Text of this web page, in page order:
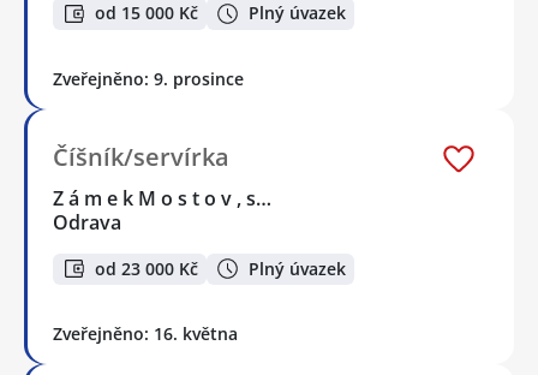
od 15 000 Kč Plný úvazek
Zveřejněno: 9. prosince
Číšník/servírka
Z á m e k M o s t o v , s…
Odrava
od 23 000 Kč Plný úvazek
Zveřejněno: 16. května